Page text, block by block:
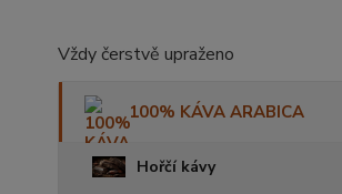
Vždy čerstvě upraženo
100% KÁVA ARABICA
Hořčí kávy